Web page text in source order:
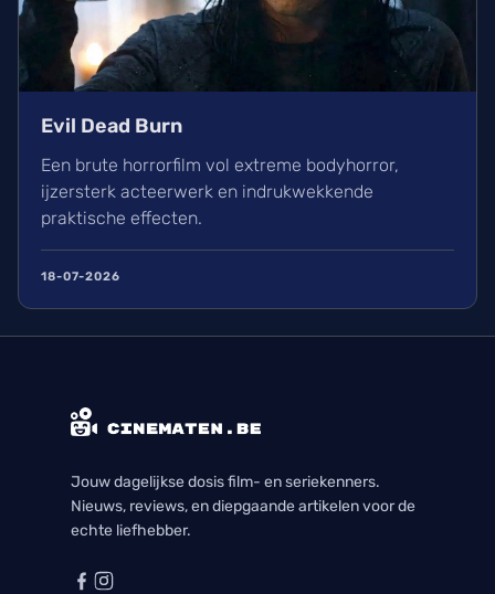
Evil Dead Burn
Een brute horrorfilm vol extreme bodyhorror,
ijzersterk acteerwerk en indrukwekkende
praktische effecten.
18-07-2026
Jouw dagelijkse dosis film- en seriekenners.
Nieuws, reviews, en diepgaande artikelen voor de
echte liefhebber.